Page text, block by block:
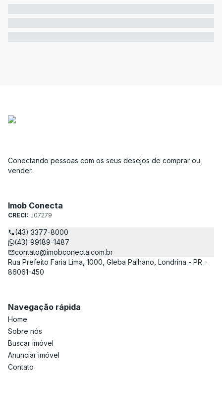
Conectando pessoas com os seus desejos de comprar ou
vender.
Imob Conecta
CRECI: J07279
(43) 3377-8000
(43) 99189-1487
contato@imobconecta.com.br
Rua Prefeito Faria Lima, 1000, Gleba Palhano, Londrina - PR -
86061-450
Navegação rápida
Home
Sobre nós
Buscar imóvel
Anunciar imóvel
Contato